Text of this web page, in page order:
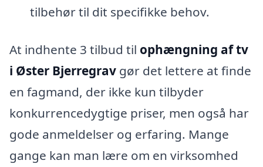
tilbehør til dit specifikke behov.
At indhente 3 tilbud til ophængning af tv
i Øster Bjerregrav gør det lettere at finde
en fagmand, der ikke kun tilbyder
konkurrencedygtige priser, men også har
gode anmeldelser og erfaring. Mange
gange kan man lære om en virksomhed